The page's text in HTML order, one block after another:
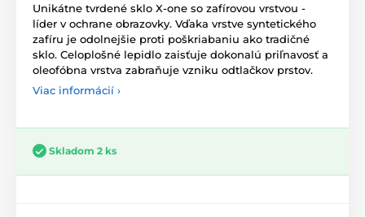
Unikátne tvrdené sklo X-one so zafírovou vrstvou -
líder v ochrane obrazovky. Vďaka vrstve syntetického
zafíru je odolnejšie proti poškriabaniu ako tradičné
sklo. Celoplošné lepidlo zaisťuje dokonalú priľnavosť a
oleofóbna vrstva zabraňuje vzniku odtlačkov prstov.
Viac informácií ›
Skladom 2 ks